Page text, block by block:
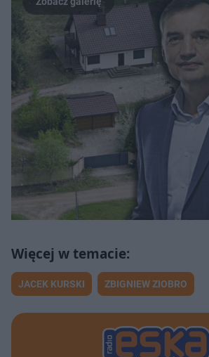
JACEK KURSKI ZBIGNIEW ZIOBRO